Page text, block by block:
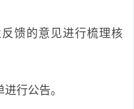
馈的意见进行梳理核
行公告。